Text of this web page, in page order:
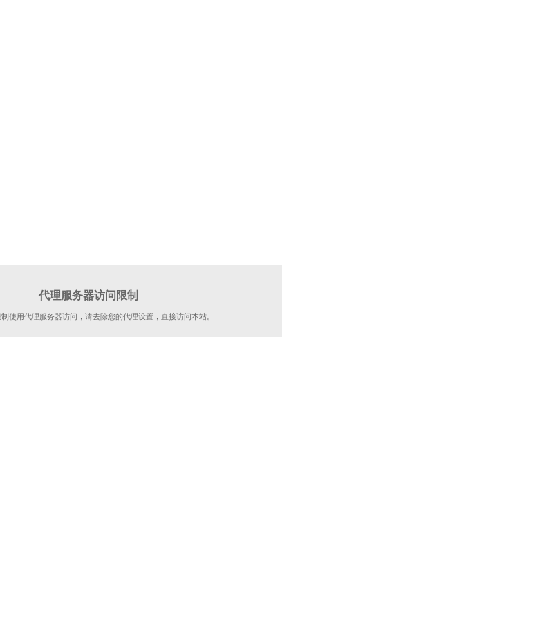
代理服务器访问限制
使用代理服务器访问，请去除您的代理设置，直接访问本站。